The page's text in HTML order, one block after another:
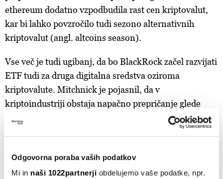
Odgovorna poraba vaših podatkov
Mi in naši 1022partnerji obdelujemo vaše podatke, npr.
ethereum dodatno vzpodbudila rast cen kriptovalut,
kar bi lahko povzročilo tudi sezono alternativnih
kriptovalut (angl. altcoins season).
Vse več je tudi ugibanj, da bo BlackRock začel razvijati
ETF tudi za druga digitalna sredstva oziroma
kriptovalute. Mitchnick je pojasnil, da v
kriptoindustriji obstaja napačno prepričanje glede
namer upravljavca premoženja, da bo začel v kratkem